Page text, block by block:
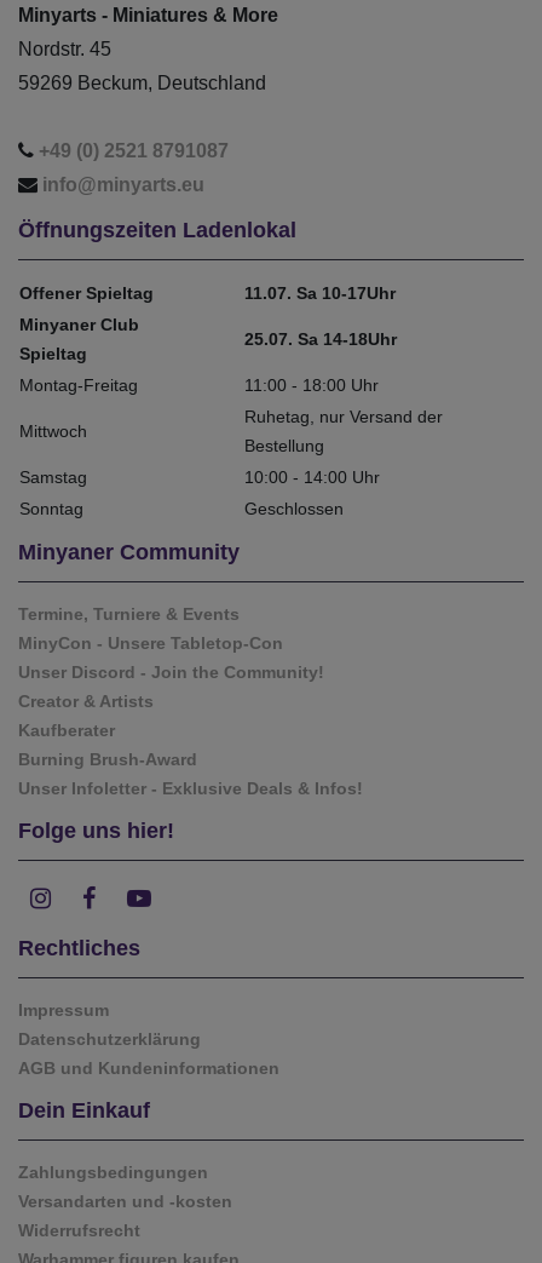
Minyarts - Miniatures & More
Nordstr. 45
59269 Beckum, Deutschland
+49 (0) 2521 8791087
info@minyarts.eu
Öffnungszeiten Ladenlokal
Offener Spieltag
11.07. Sa 10-17Uhr
Minyaner Club
Spieltag
25.07. Sa 14-18Uhr
Montag-Freitag 11:00 - 18:00 Uhr
Mittwoch
Ruhetag, nur Versand der
Bestellung
Samstag
10:00 - 14:00 Uhr
Sonntag
Geschlossen
Minyaner Community
Termine, Turniere & Events
MinyCon - Unsere Tabletop-Con
Unser Discord - Join the Community!
Creator & Artists
Kaufberater
Burning Brush-Award
Unser Infoletter - Exklusive Deals & Infos!
Folge uns hier!
Rechtliches
Impressum
Datenschutzerklärung
AGB und Kundeninformationen
Dein Einkauf
Zahlungsbedingungen
Versandarten und -kosten
Widerrufsrecht